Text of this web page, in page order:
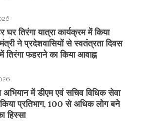
घर तिरंगा यात्रा कार्यक्रम में किया
ने प्रदेशवासियों से स्वतंत्रता दिवस
फहराने का किया आवाह्न
अभियान में डीएम एवं सचिव विधिक सेवा
प्रतिभाग, 100 से अधिक लोग बने
हिस्सा